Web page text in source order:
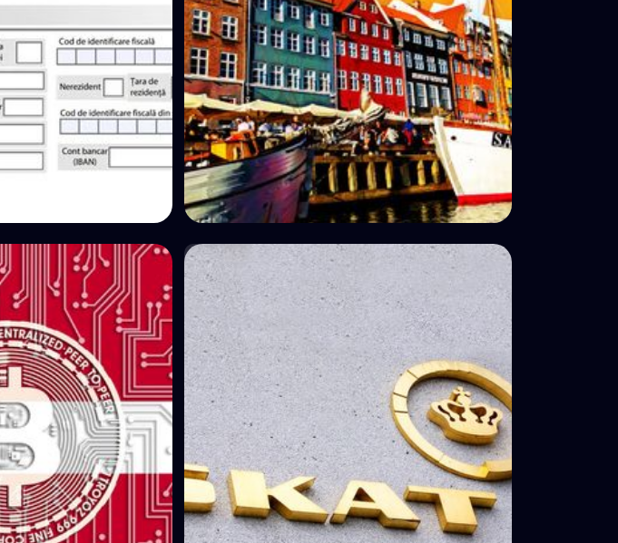
sobre
no Formulário
Imposto cripto de “especulação” na
Dinamarca: em números